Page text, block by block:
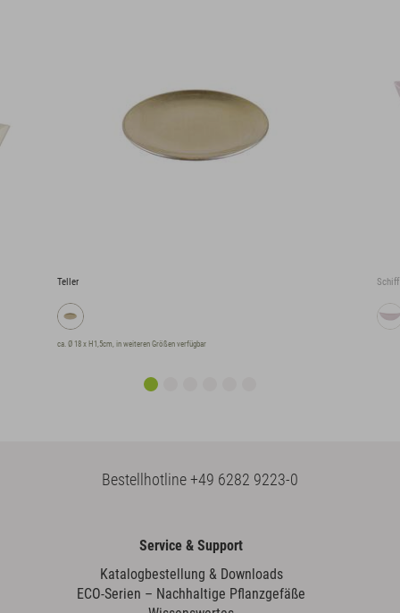
Teller
ca. Ø 18 x H1,5cm, in weiteren Größen verfügbar
Schiff
Bestellhotline+49 6282 9223-0
Service & Support
Katalogbestellung & Downloads
ECO-Serien – Nachhaltige Pflanzgefäße